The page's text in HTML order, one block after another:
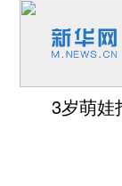
3岁萌娃